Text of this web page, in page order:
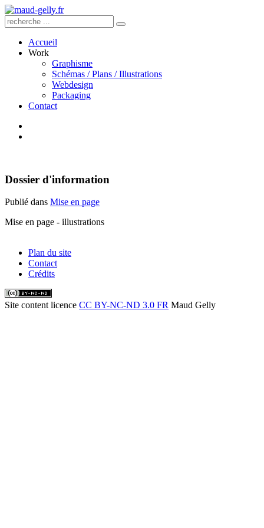
Accueil
Work
Graphisme
Schémas / Plans / Illustrations
Webdesign
Packaging
Contact
Dossier d'information
Publié dans Mise en page
Mise en page - illustrations
Plan du site
Contact
Crédits
Site content licence CC BY-NC-ND 3.0 FR Maud Gelly